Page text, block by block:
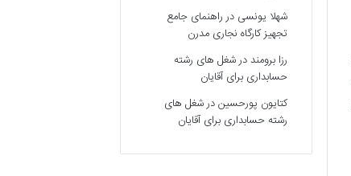
شهلا یونسی درراهنمای جامع
تجهیز کارگاه نجاری مدرن
رزا برومنددرشغل های رشته
حسابداری برای آقایان
کتایون پورحسیندرشغل های
رشته حسابداری برای آقایان